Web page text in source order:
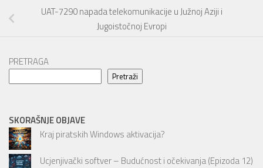
UAT-7290 napada telekomunikacije u Južnoj Aziji i
Jugoistočnoj Evropi
PRETRAGA
Pretraži
SKORAŠNJE OBJAVE
Kraj piratskih Windows aktivacija?
Ucjenjivački softver – Budućnost i očekivanja (Epizoda 12)